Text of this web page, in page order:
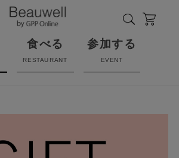
食べる
RESTAURANT
参加する
EVENT